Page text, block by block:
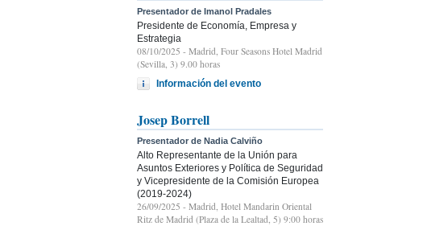
Presentador de Imanol Pradales
Presidente de Economía, Empresa y
Estrategia
08/10/2025 - Madrid, Four Seasons Hotel Madrid
(Sevilla, 3) 9.00 horas
Información del evento
Josep Borrell
Presentador de Nadia Calviño
Alto Representante de la Unión para
Asuntos Exteriores y Política de Seguridad
y Vicepresidente de la Comisión Europea
(2019-2024)
26/09/2025 - Madrid, Hotel Mandarin Oriental
Ritz de Madrid (Plaza de la Lealtad, 5) 9:00 horas